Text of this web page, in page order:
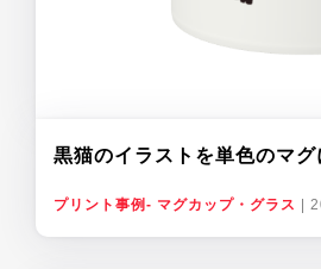
黒猫のイラストを単色のマグ
プリント事例- マグカップ・グラス